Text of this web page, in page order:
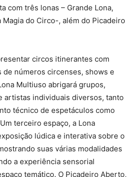
com três lonas – Grande Lona,
Magia do Circo-, além do Picadeiro
circos itinerantes com
de números circenses, shows e
Multiuso abrigará grupos,
artistas individuais diversos, tanto
técnico de espetáculos como
terceiro espaço, a Lona
lúdica e interativa sobre o
suas várias modalidades
a experiência sensorial
temático. O Picadeiro Aberto,